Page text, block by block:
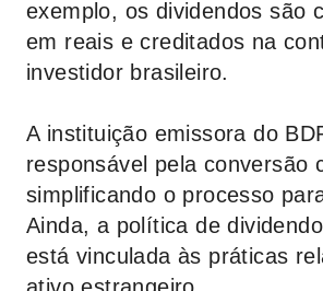
exemplo, os dividendos são
em reais e creditados na
investidor brasileiro.
A instituição emissora do
responsável pela conversão
simplificando o processo
Ainda, a política de
está vinculada às práticas